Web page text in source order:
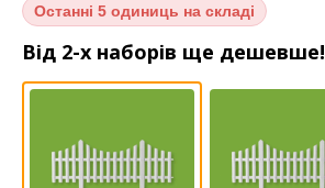
Останні 5 одиниць на складі
Від 2-х наборів ще дешевше!